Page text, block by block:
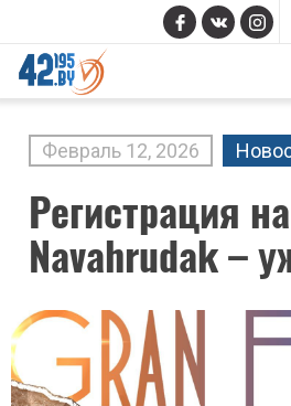
MAIN
CONTENT
Февраль 12, 2026
Регистрация
Navahrudak –